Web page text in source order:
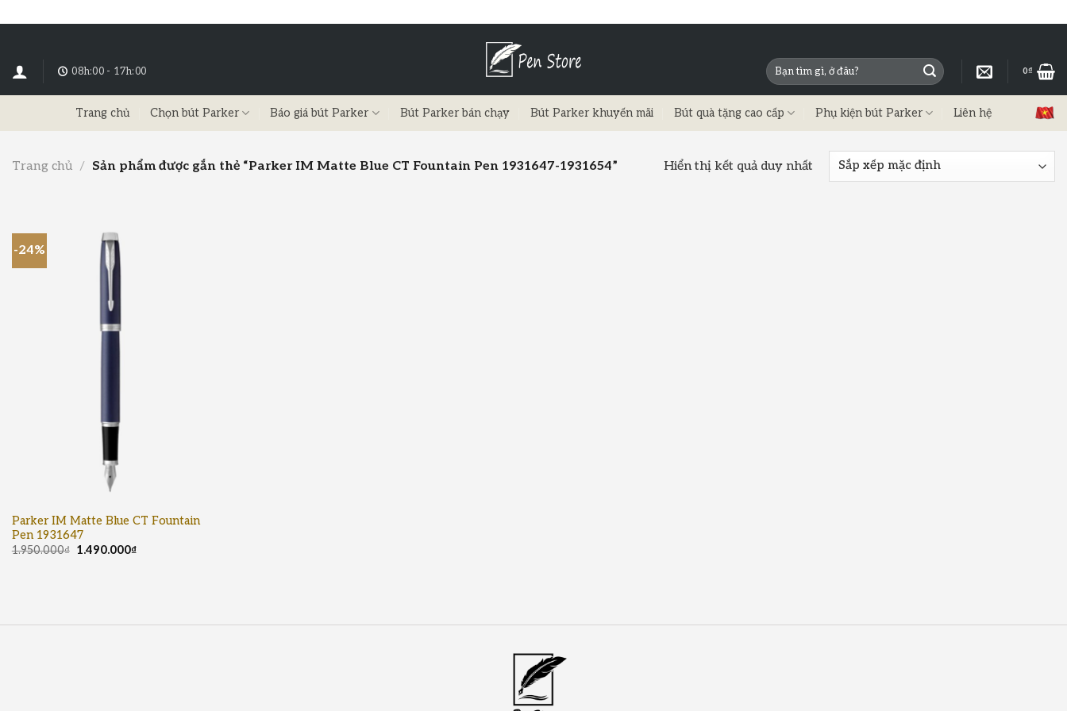
08h:00 - 17h:00 0₫
Trang chủ Chọn bút Parker Báo giá bút Parker Bút Parker bán chạy Bút Parker khuyến mãi Bút quà tặng cao cấp Phụ kiện bút Parker Liên hệ
Trang chủ / Sản phẩm được gắn thẻ “Parker IM Matte Blue CT Fountain Pen 1931647-1931654” Hiển thị kết quả duy nhất
-24%
Parker IM Matte Blue CT Fountain
Pen 1931647
1.950.000₫ 1.490.000₫